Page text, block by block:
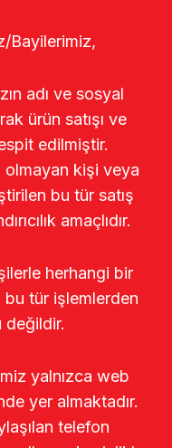
Bayilerimiz,
adı ve sosyal
ürün satışı ve
edilmiştir.
olmayan kişi veya
bu tür satış
amaçlıdır.
herhangi bir
tür işlemlerden
değildir.
yalnızca web
yer almaktadır.
telefon